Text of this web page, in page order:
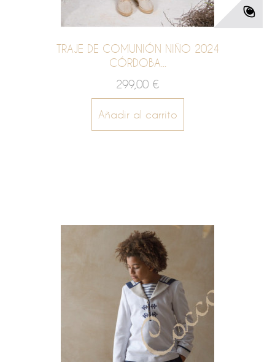
TRAJE DE COMUNIÓN NIÑO 2024
CÓRDOBA...
299,00 €
Añadir al carrito